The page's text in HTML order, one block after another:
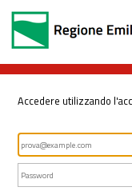
Accedere utilizzando